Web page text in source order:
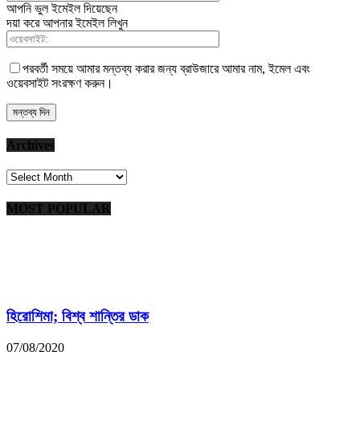
আপনি ভুল ইমেইল দিয়েছেন
দয়া করে আপনার ইমেইল লিখুন
পরবর্তী সময়ে আমার মন্তব্য করার জন্য ব্রাউজারে আমার নাম, ইমেল এবং
ওয়েবসাইট সংরক্ষণ করুন।
Archives
Archives
MOST POPULAR
হিরোশিমা; বিশ্ব শান্তির ডাক
07/08/2020